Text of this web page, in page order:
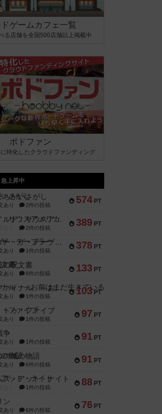
ゲームカフェ一覧
る店舗を全国500店舗以上掲載中
ボドファン
特化したクラウドファンディング
上昇中
574 PT
ちがいさがし
あり 2件の投稿
389 PT
リワイルド：サウスアメリカ
2件の投稿
378 PT
アンダー・ザ・テーブラー
あり 1件の投稿
133 PT
の呪文書
あり 8件の投稿
103 PT
セミファイナル ～お前はまだ生きている～
あり 1件の投稿
97 PT
トゥ・ファイブ
あり 1件の投稿
91 PT
争
あり 1件の投稿
91 PT
の城の物語
あり 6件の投稿
88 PT
ズ・アット・ナイト
1件の投稿
76 PT
ン
あり 6件の投稿